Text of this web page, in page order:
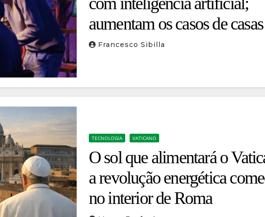
aumentam os casos de casas
temporada fantasmas,
Francesco Sibilla
TECNOLOGIA VATICANO
O sol que alimentará o
a revolução energética
no interior de Roma